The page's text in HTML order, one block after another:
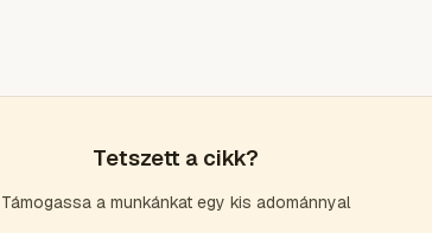
Tetszett a cikk?
Támogassa a munkánkat egy kis adománnyal